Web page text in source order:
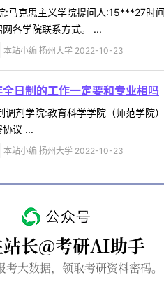
:马克思主义学院提问人:15***27时
各学院联系方式。 ...
本站小编 扬州大学 2022-10-23
日制的工作一定要和专业相吗
调剂学院:教育科学学院（师范学
协议 ...
本站小编 扬州大学 2022-10-23